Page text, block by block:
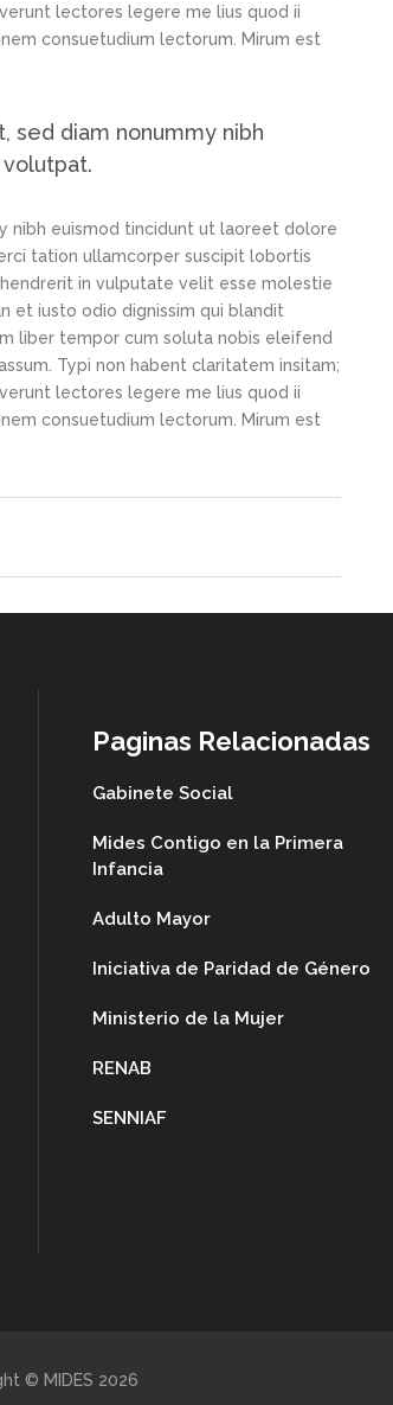
lectores legere me lius quod ii
consuetudium lectorum. Mirum est
sed diam nonummy nibh
nibh euismod tincidunt ut laoreet dolore
tation ullamcorper suscipit lobortis
in vulputate velit esse molestie
et iusto odio dignissim qui blandit
liber tempor cum soluta nobis eleifend
Typi non habent claritatem insitam;
lectores legere me lius quod ii
consuetudium lectorum. Mirum est
Paginas Relacionadas
Gabinete Social
Mides Contigo en la Primera
Infancia
Adulto Mayor
Iniciativa de Paridad de Género
Ministerio de la Mujer
RENAB
SENNIAF
© MIDES 2026